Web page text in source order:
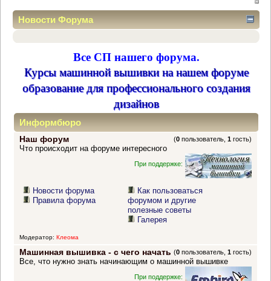
Новости Форума
Все СП нашего форума.
Курсы машинной вышивки на нашем форуме
образование для профессионального создания
дизайнов
Информбюро
Наш форум (0 пользователь,1 гость)
Что происходит на форуме интересного
При поддержке:
Новости форума
Правила форума
Как пользоваться
форумом и другие
полезные советы
Галерея
Модератор: Клеома
Машинная вышивка - с чего начать (0 пользователь,1 гость)
Все, что нужно знать начинающим о машинной вышивке
При поддержке: